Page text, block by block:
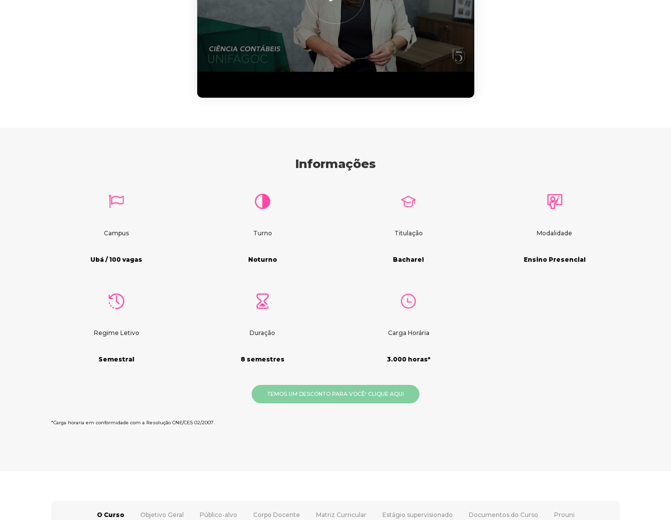
Informações
Campus
Ubá / 100 vagas
Turno
Noturno
Titulação
Bacharel
Modalidade
Ensino Presencial
Regime Letivo
Semestral
Duração
8 semestres
Carga Horária
3.000 horas*
TEMOS UM DESCONTO PARA VOCÊ! CLIQUE AQUI
*Carga horaria em conformidade com a Resolução CNE/CES 02/2007.
O Curso Objetivo Geral Público-alvo Corpo Docente Matriz Curricular Estágio supervisionado Documentos do Curso Prouni